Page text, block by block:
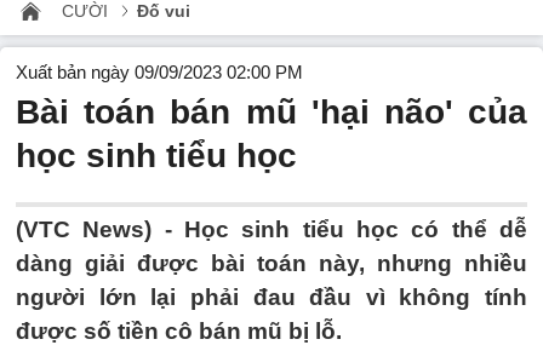
CƯỜI Đố vui
Xuất bản ngày 09/09/2023 02:00 PM
Bài toán bán mũ 'hại não' của
học sinh tiểu học
(VTC News) - Học sinh tiểu học có thể dễ
dàng giải được bài toán này, nhưng nhiều
người lớn lại phải đau đầu vì không tính
được số tiền cô bán mũ bị lỗ.